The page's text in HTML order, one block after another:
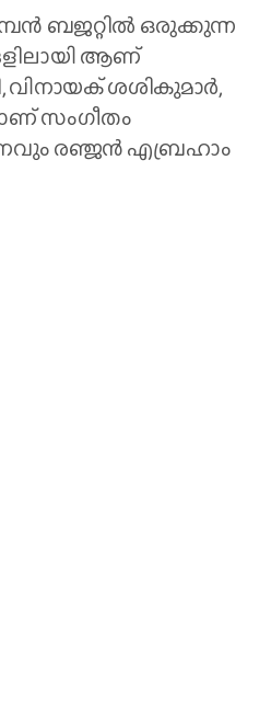
ബജറ്റിൽ ഒരുക്കുന്ന
ആണ്
വിനായക് ശശികുമാർ,
സംഗീതം
രഞ്ജൻ എബ്രഹാം